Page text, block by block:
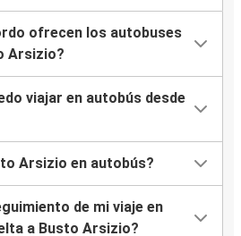
ofrecen los autobuses
Arsizio?
viajar en autobús desde
Arsizio en autobús?
de mi viaje en
a Busto Arsizio?